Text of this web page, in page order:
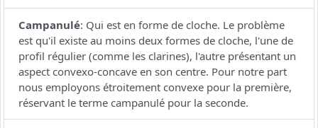
Campanulé: Qui est en forme de cloche. Le problème
est qu'il existe au moins deux formes de cloche, l'une de
profil régulier (comme les clarines), l'autre présentant un
aspect convexo-concave en son centre. Pour notre part
nous employons étroitement convexe pour la première,
réservant le terme campanulé pour la seconde.